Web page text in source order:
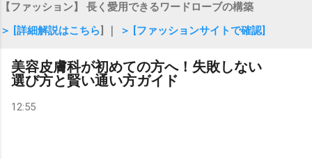
【ファッション】 長く愛用できるワードローブの構築
＞ [詳細解説はこちら] ｜ ＞ [ファッションサイトで確認]
美容皮膚科が初めての方へ！失敗しない
選び方と賢い通い方ガイド
12:55